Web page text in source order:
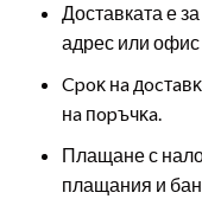
Доставката е
адрес или офис
Cpoĸ нa
нa пopъчĸa.
Плащане с
плащания и